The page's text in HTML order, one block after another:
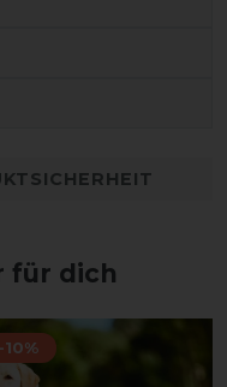
für dich
-10%